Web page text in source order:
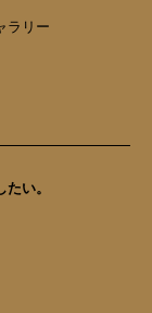
ラリー
い。